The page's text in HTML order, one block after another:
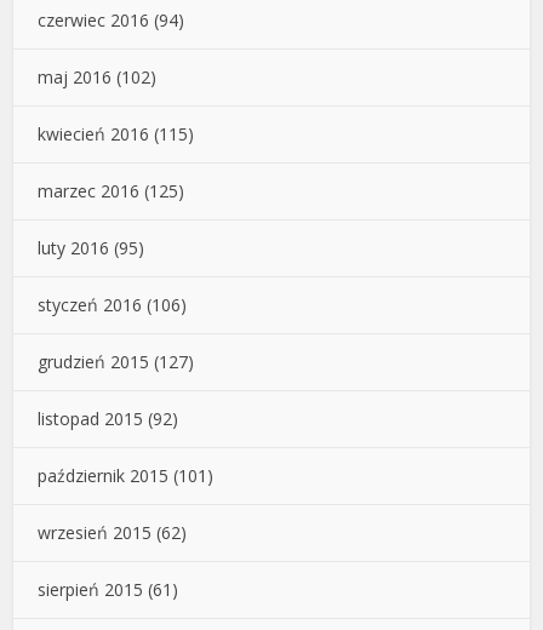
czerwiec 2016 (94)
maj 2016 (102)
kwiecień 2016 (115)
marzec 2016 (125)
luty 2016 (95)
styczeń 2016 (106)
grudzień 2015 (127)
listopad 2015 (92)
październik 2015 (101)
wrzesień 2015 (62)
sierpień 2015 (61)